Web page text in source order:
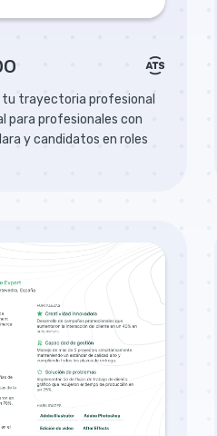
tu trayectoria profesional
para profesionales con
y candidatos en roles